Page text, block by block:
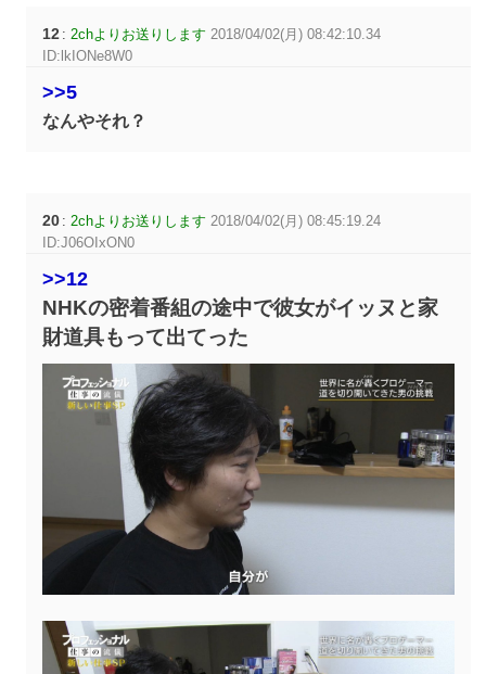
12 : 2chよりお送りします 2018/04/02(月) 08:42:10.34
ID:lkIONe8W0
>>5
なんやそれ？
20 : 2chよりお送りします 2018/04/02(月) 08:45:19.24
ID:J06OIxON0
>>12
NHKの密着番組の途中で彼女がイッヌと家
財道具もって出てった